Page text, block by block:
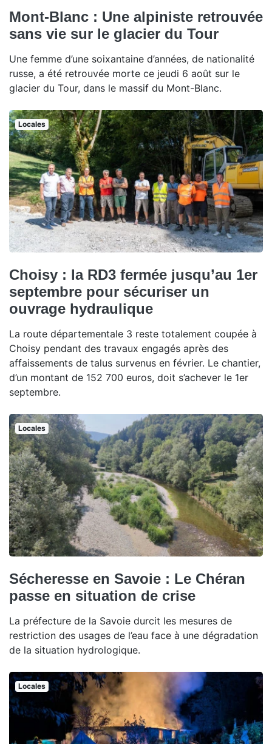
Mont-Blanc : Une alpiniste retrouvée
sans vie sur le glacier du Tour
Une femme d’une soixantaine d’années, de nationalité
russe, a été retrouvée morte ce jeudi 6 août sur le
glacier du Tour, dans le massif du Mont-Blanc.
Locales
Choisy : la RD3 fermée jusqu’au 1er
septembre pour sécuriser un
ouvrage hydraulique
La route départementale 3 reste totalement coupée à
Choisy pendant des travaux engagés après des
affaissements de talus survenus en février. Le chantier,
d’un montant de 152 700 euros, doit s’achever le 1er
septembre.
Locales
Sécheresse en Savoie : Le Chéran
passe en situation de crise
La préfecture de la Savoie durcit les mesures de
restriction des usages de l’eau face à une dégradation
de la situation hydrologique.
Locales